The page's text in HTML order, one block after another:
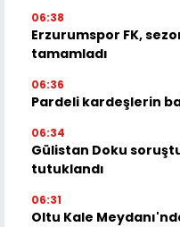
06:38
Erzurumspor FK,
tamamladı
06:36
Pardeli kardeşlerin
06:34
Gülistan Doku
tutuklandı
06:31
Oltu Kale